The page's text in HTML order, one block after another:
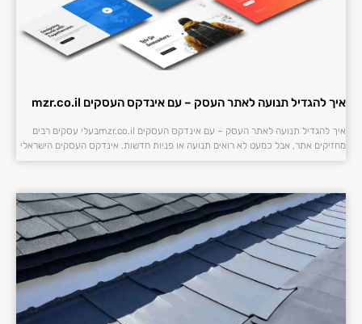
איך להגדיל תנועה לאתר העסק – עם אינדקס העסקים mzr.co.il
איך להגדיל תנועה לאתר העסק – עם אינדקס העסקים mzr.co.ilבעלי עסקים רבים
מחזיקים אתר, אבל כמעט לא רואים תנועה או פניות חדשות. אינדקס העסקים הישראלי